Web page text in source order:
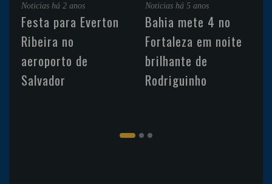
Noticias há 2 anos
Festa para Everton
Ribeira no
aeroporto de
Salvador
Noticias há 5 anos
Bahia mete 4 no
Fortaleza em noite
brilhante de
Rodriguinho